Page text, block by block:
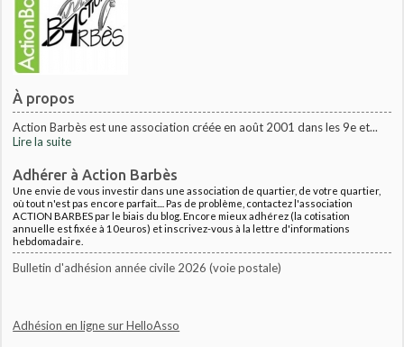
À propos
Action Barbès est une association créée en août 2001 dans les 9e et...
Lire la suite
Adhérer à Action Barbès
Une envie de vous investir dans une association de quartier, de votre quartier,
où tout n'est pas encore parfait.... Pas de problème, contactez l'association
ACTION BARBES par le biais du blog. Encore mieux adhérez (la cotisation
annuelle est fixée à 10euros) et inscrivez-vous à la lettre d'informations
hebdomadaire.
Bulletin d'adhésion année civile 2026 (voie postale)
Adhésion en ligne sur HelloAsso